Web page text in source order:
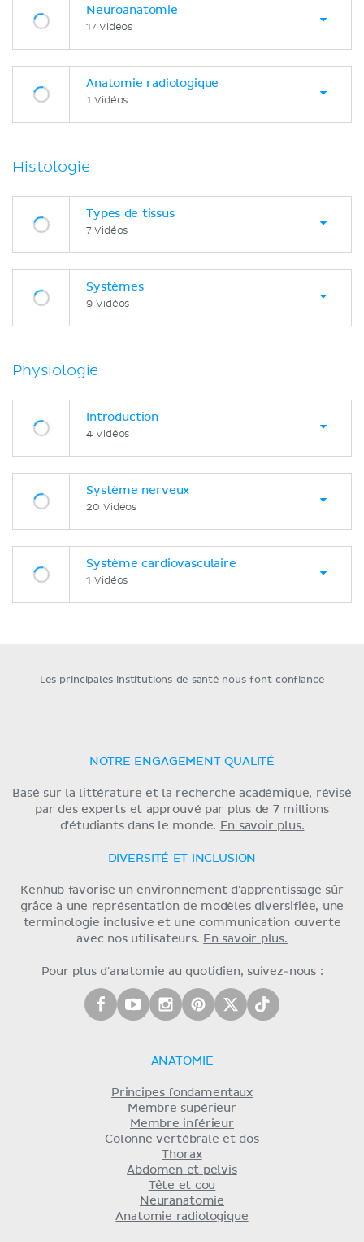
Neuroanatomie
17 Vidéos
Anatomie radiologique
1 Vidéos
Histologie
Types de tissus
7 Vidéos
Systèmes
9 Vidéos
Physiologie
Introduction
4 Vidéos
Système nerveux
20 Vidéos
Système cardiovasculaire
1 Vidéos
Les principales institutions de santé nous font confiance
NOTRE ENGAGEMENT QUALITÉ
Basé sur la littérature et la recherche académique, révisé
par des experts et approuvé par plus de 7 millions
d'étudiants dans le monde. En savoir plus.
DIVERSITÉ ET INCLUSION
Kenhub favorise un environnement d'apprentissage sûr
grâce à une représentation de modèles diversifiée, une
terminologie inclusive et une communication ouverte
avec nos utilisateurs. En savoir plus.
Pour plus d'anatomie au quotidien, suivez-nous :
ANATOMIE
Principes fondamentaux
Membre supérieur
Membre inférieur
Colonne vertébrale et dos
Thorax
Abdomen et pelvis
Tête et cou
Neuranatomie
Anatomie radiologique